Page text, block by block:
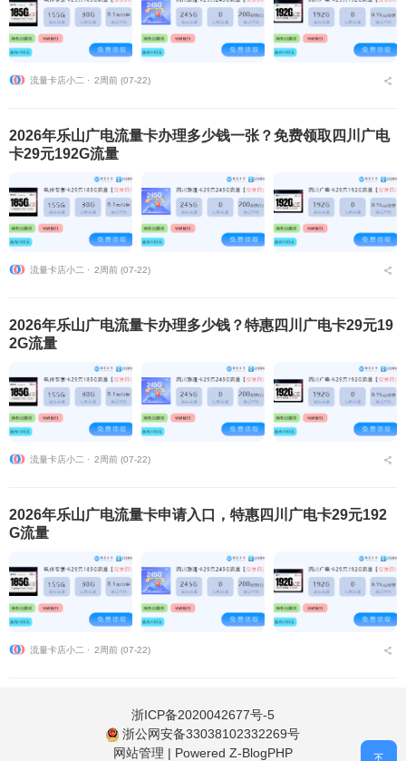
流量卡店小二 ⋅ 2周前 (07-22)
2026年乐山广电流量卡办理多少钱一张？免费领取四川广电
卡29元192G流量
流量卡店小二 ⋅ 2周前 (07-22)
2026年乐山广电流量卡办理多少钱？特惠四川广电卡29元19
2G流量
流量卡店小二 ⋅ 2周前 (07-22)
2026年乐山广电流量卡申请入口，特惠四川广电卡29元192
G流量
流量卡店小二 ⋅ 2周前 (07-22)
浙ICP备2020042677号-5
浙公网安备33038102332269号
网站管理 | Powered Z-BlogPHP